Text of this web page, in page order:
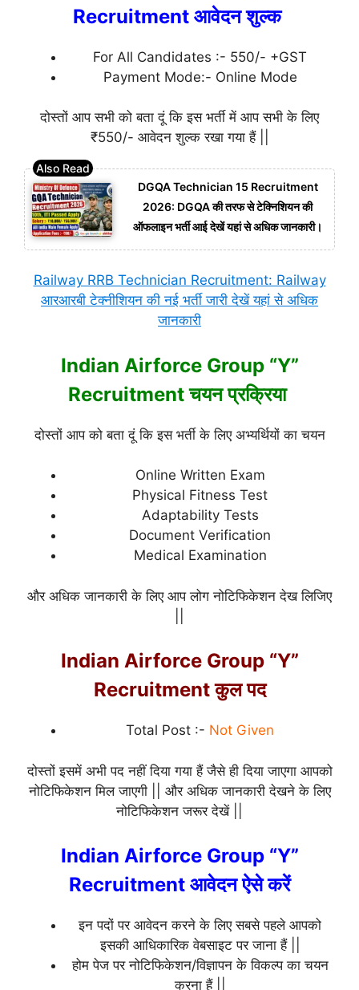
Recruitment आवेदन शुल्क
For All Candidates :- 550/- +GST
Payment Mode:- Online Mode
दोस्तों आप सभी को बता दूं कि इस भर्ती में आप सभी के लिए
₹550/- आवेदन शुल्क रखा गया हैं ||
DGQA Technician 15 Recruitment
2026: DGQA की तरफ से टेक्निशियन की
ऑफलाइन भर्ती आई देखें यहां से अधिक जानकारी।
Railway RRB Technician Recruitment: Railway
आरआरबी टेक्नीशियन की नई भर्ती जारी देखें यहां से अधिक
जानकारी
Indian Airforce Group “Y”
Recruitment चयन प्रक्रिया
दोस्तों आप को बता दूं कि इस भर्ती के लिए अभ्यर्थियों का चयन
Online Written Exam
Physical Fitness Test
Adaptability Tests
Document Verification
Medical Examination
और अधिक जानकारी के लिए आप लोग नोटिफिकेशन देख लिजिए
Indian Airforce Group “Y”
Recruitment कुल पद
Total Post :- Not Given
दोस्तों इसमें अभी पद नहीं दिया गया हैं जैसे ही दिया जाएगा आपको
नोटिफिकेशन मिल जाएगी || और अधिक जानकारी देखने के लिए
नोटिफिकेशन जरूर देखें ||
Indian Airforce Group “Y”
Recruitment आवेदन ऐसे करें
इन पदों पर आवेदन करने के लिए सबसे पहले आपको
इसकी आधिकारिक वेबसाइट पर जाना हैं ||
होम पेज पर नोटिफिकेशन/विज्ञापन के विकल्प का चयन
करना हैं ||